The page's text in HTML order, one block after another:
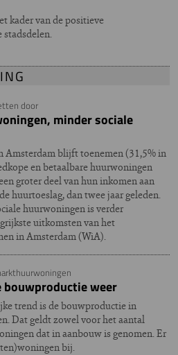
kader van de positieve
door
minder sociale
Amsterdam blijft toenemen (31,5% in
en betaalbare huurwoningen
groter deel van hun inkomen aan
huurtoeslag, dan twee jaar geleden.
huurwoningen is verder
uitkomsten van het
in Amsterdam (WiA).
weer
trend is de bouwproductie in
Dat geldt zowel voor het aantal
dat in aanbouw is genomen. Er
bij.